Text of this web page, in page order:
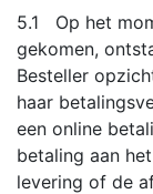
5.1 Op het
gekomen,
Besteller
haar
een online
betaling aan
levering of de